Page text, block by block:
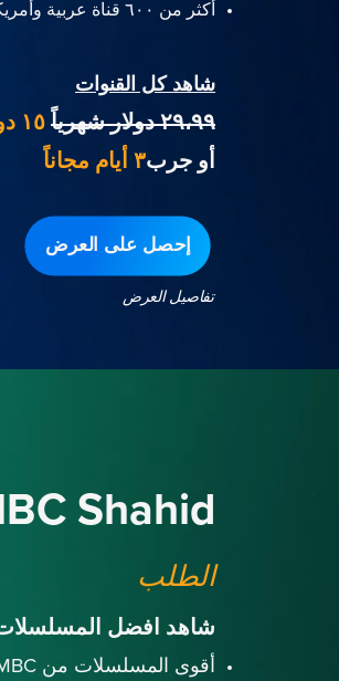
أكثر من ٦٠٠ قناة عربية وأمريكية مجانية
شاهد كل القنوات
٢٩،٩٩ دولار شهرياً
أو جرب٣ أيام مجاناً
إحصل على العرض
تفاصيل العرض
Shahid
الطلب
شاهد افضل المسلسلات
أقوى المسلسلات من MBC شاهد